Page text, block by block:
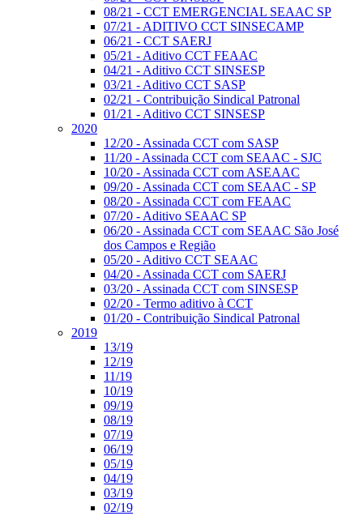
08/21 - CCT EMERGENCIAL SEAAC SP
07/21 - ADITIVO CCT SINSECAMP
06/21 - CCT SAERJ
05/21 - Aditivo CCT FEAAC
04/21 - Aditivo CCT SINSESP
03/21 - Aditivo CCT SASP
02/21 - Contribuição Sindical Patronal
01/21 - Aditivo CCT SINSESP
2020
12/20 - Assinada CCT com SASP
11/20 - Assinada CCT com SEAAC - SJC
10/20 - Assinada CCT com ASEAAC
09/20 - Assinada CCT com SEAAC - SP
08/20 - Assinada CCT com FEAAC
07/20 - Aditivo SEAAC SP
06/20 - Assinada CCT com SEAAC São José
dos Campos e Região
05/20 - Aditivo CCT SEAAC
04/20 - Assinada CCT com SAERJ
03/20 - Assinada CCT com SINSESP
02/20 - Termo aditivo à CCT
01/20 - Contribuição Sindical Patronal
2019
13/19
12/19
11/19
10/19
09/19
08/19
07/19
06/19
05/19
04/19
03/19
02/19